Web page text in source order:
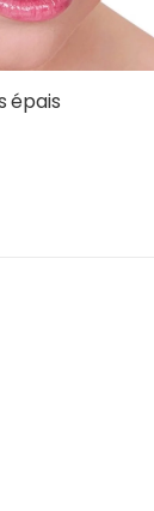
épais